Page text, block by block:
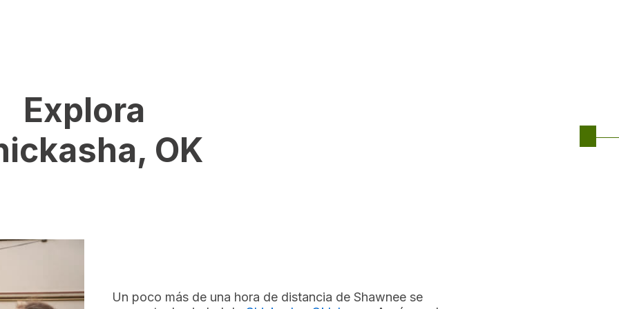
Explora
OK
Un poco más de una hora de distancia de Shawnee se